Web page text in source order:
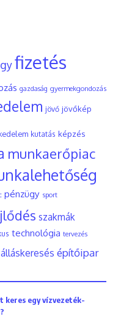
fizetés
gazdaság gyermekgondozás
jövő jövőkép
kutatás képzés
munkaerőpiac
pénzügy sport
szakmák
technológia tervezés
álláskeresés építőipar
keres egy vízvezeték-